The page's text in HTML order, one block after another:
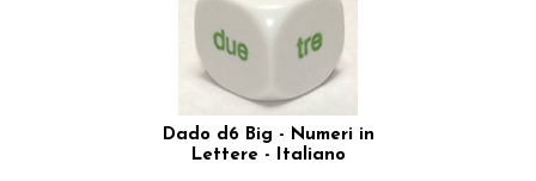
Dado d6 Big - Numeri in
Lettere - Italiano